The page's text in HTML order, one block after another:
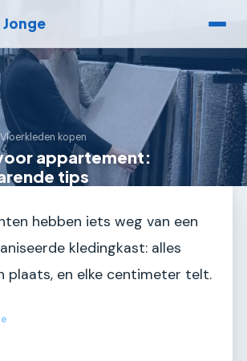
Vloerkleden kopen
appartement:
tips
hebben iets weg van een
kledingkast: alles
plaats, en elke centimeter telt.